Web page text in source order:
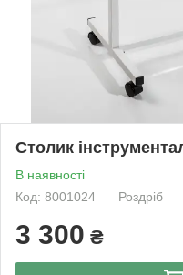
Столик
В наявності
Код: 8001024
Роздріб
3 300 ₴